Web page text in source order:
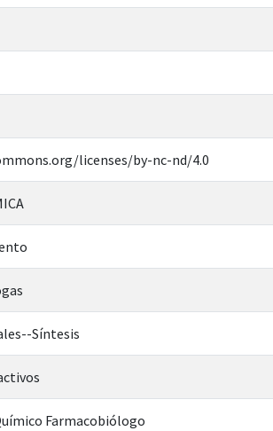
licenses/by-nc-nd/4.0
Síntesis
Farmacobiólogo